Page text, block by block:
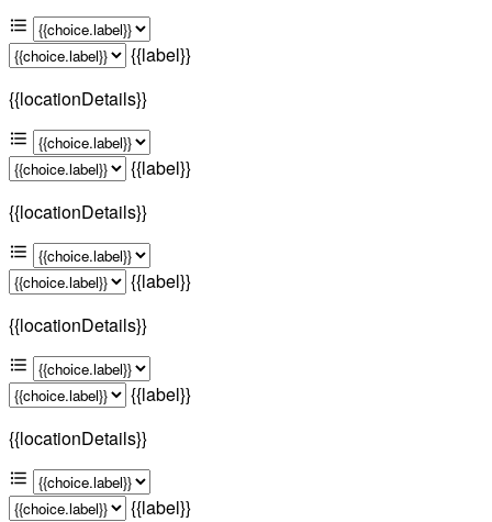
{{label}}
{{locationDetails}}
{{label}}
{{locationDetails}}
{{label}}
{{locationDetails}}
{{label}}
{{locationDetails}}
{{label}}